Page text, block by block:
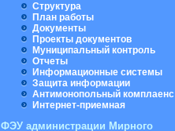
Структура
План работы
Документы
Проекты документов
Муниципальный контроль
Отчеты
Информационные системы
Защита информации
Антимонопольный комплаенс
Интернет-приемная
ФЭУ администрации Мирного